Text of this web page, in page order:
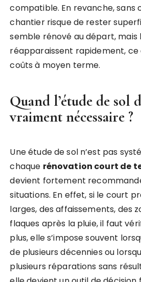
compatible. En revanche, sans
chantier risque de rester
semble rénové au départ, mais
réapparaissent rapidement, ce
coûts à moyen terme.
Quand l’étude de sol
vraiment nécessaire ?
Une étude de sol n’est pas
chaque rénovation court de
devient fortement
situations. En effet, si le court
larges, des affaissements, des
flaques après la pluie, il faut
plus, elle s’impose souvent
de plusieurs décennies ou
plusieurs réparations sans